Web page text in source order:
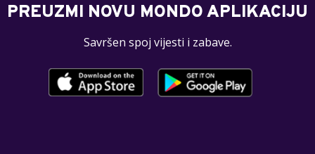
PREUZMI NOVU MONDO APLIKACIJU
Savršen spoj vijesti i zabave.